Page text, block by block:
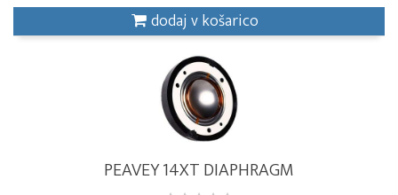
dodaj v košarico
PEAVEY 14XT DIAPHRAGM